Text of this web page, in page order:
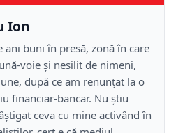
Ion
ani buni în presă, zonă în care
voie și nesilit de nimeni,
după ce am renunțat la o
financiar-bancar. Nu știu
ceva cu mine activând în